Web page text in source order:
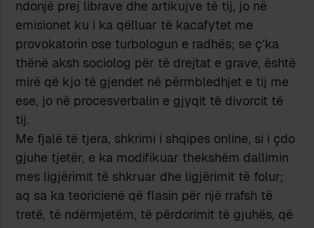
ndonjë prej librave dhe artikujve të tij, jo në
emisionet ku i ka qëlluar të kacafytet me
provokatorin ose turbologun e radhës; se ç’ka
thënë aksh sociolog për të drejtat e grave, është
mirë që kjo të gjendet në përmbledhjet e tij me
ese, jo në procesverbalin e gjyqit të divorcit të
tij.
Me fjalë të tjera, shkrimi i shqipes online, si i çdo
gjuhe tjetër, e ka modifikuar thekshëm dallimin
mes ligjërimit të shkruar dhe ligjërimit të folur;
aq sa ka teoricienë që flasin për një rrafsh të
tretë, të ndërmjetëm, të përdorimit të gjuhës, që